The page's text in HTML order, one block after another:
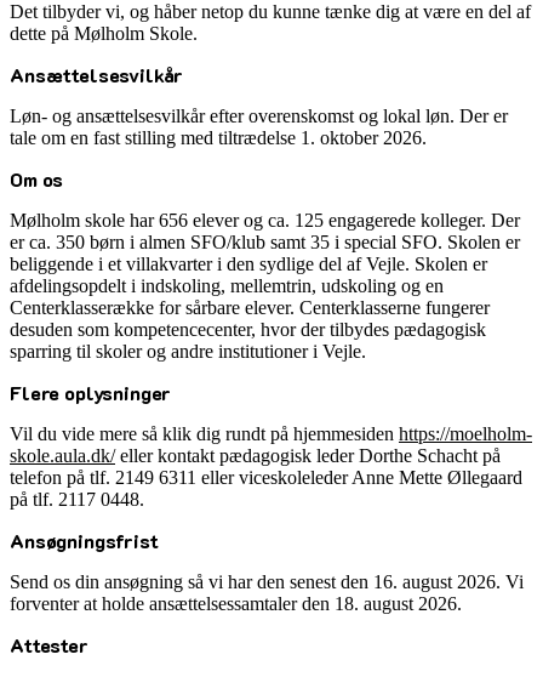
Det tilbyder vi, og håber netop du kunne tænke dig at være en del af
dette på Mølholm Skole.
Ansættelsesvilkår
Løn- og ansættelsesvilkår efter overenskomst og lokal løn. Der er
tale om en fast stilling med tiltrædelse 1. oktober 2026.
Om os
Mølholm skole har 656 elever og ca. 125 engagerede kolleger. Der
er ca. 350 børn i almen SFO/klub samt 35 i special SFO. Skolen er
beliggende i et villakvarter i den sydlige del af Vejle. Skolen er
afdelingsopdelt i indskoling, mellemtrin, udskoling og en
Centerklasserække for sårbare elever. Centerklasserne fungerer
desuden som kompetencecenter, hvor der tilbydes pædagogisk
sparring til skoler og andre institutioner i Vejle.
Flere oplysninger
Vil du vide mere så klik dig rundt på hjemmesiden https://moelholm-
skole.aula.dk/eller kontakt pædagogisk leder Dorthe Schacht på
telefon på tlf. 2149 6311 eller viceskoleleder Anne Mette Øllegaard
på tlf. 2117 0448.
Ansøgningsfrist
Send os din ansøgning så vi har den senest den 16. august 2026. Vi
forventer at holde ansættelsessamtaler den 18. august 2026.
Attester